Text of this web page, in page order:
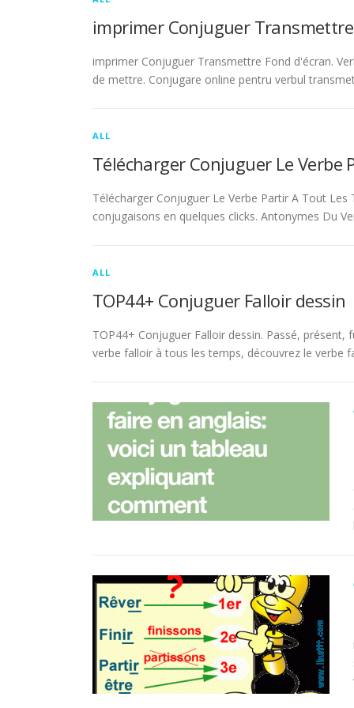
imprimer Conjuguer
imprimer Conjuguer Transmettre Fond d'écran.
de mettre. Conjugare online pentru verbul
ALL
Télécharger Conjuguer Le Verbe
Télécharger Conjuguer Le Verbe Partir A Tout
conjugaisons en quelques clicks. Antonymes Du
ALL
TOP44+ Conjuguer Falloir dessin
TOP44+ Conjuguer Falloir dessin. Passé,
verbe falloir à tous les temps, découvrez le verbe